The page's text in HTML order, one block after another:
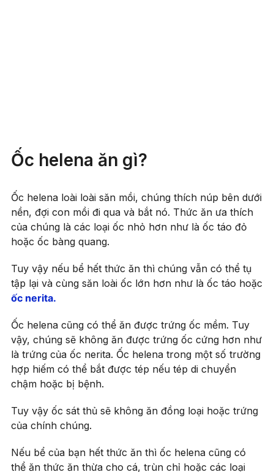
Ốc helena ăn gì?
Ốc helena loài loài săn mồi, chúng thích núp bên dưới
nền, đợi con mồi đi qua và bắt nó. Thức ăn ưa thích
của chúng là các loại ốc nhỏ hơn như là ốc táo đỏ
hoặc ốc bàng quang.
Tuy vậy nếu bể hết thức ăn thì chúng vẫn có thể tụ
tập lại và cùng săn loài ốc lớn hơn như là ốc táo hoặc
ốc nerita.
Ốc helena cũng có thể ăn được trứng ốc mềm. Tuy
vậy, chúng sẽ không ăn được trứng ốc cứng hơn như
là trứng của ốc nerita. Ốc helena trong một số trường
hợp hiếm có thể bắt được tép nếu tép di chuyển
chậm hoặc bị bệnh.
Tuy vậy ốc sát thủ sẽ không ăn đồng loại hoặc trứng
của chính chúng.
Nếu bể của bạn hết thức ăn thì ốc helena cũng có
thể ăn thức ăn thừa cho cá, trùn chỉ hoặc các loại